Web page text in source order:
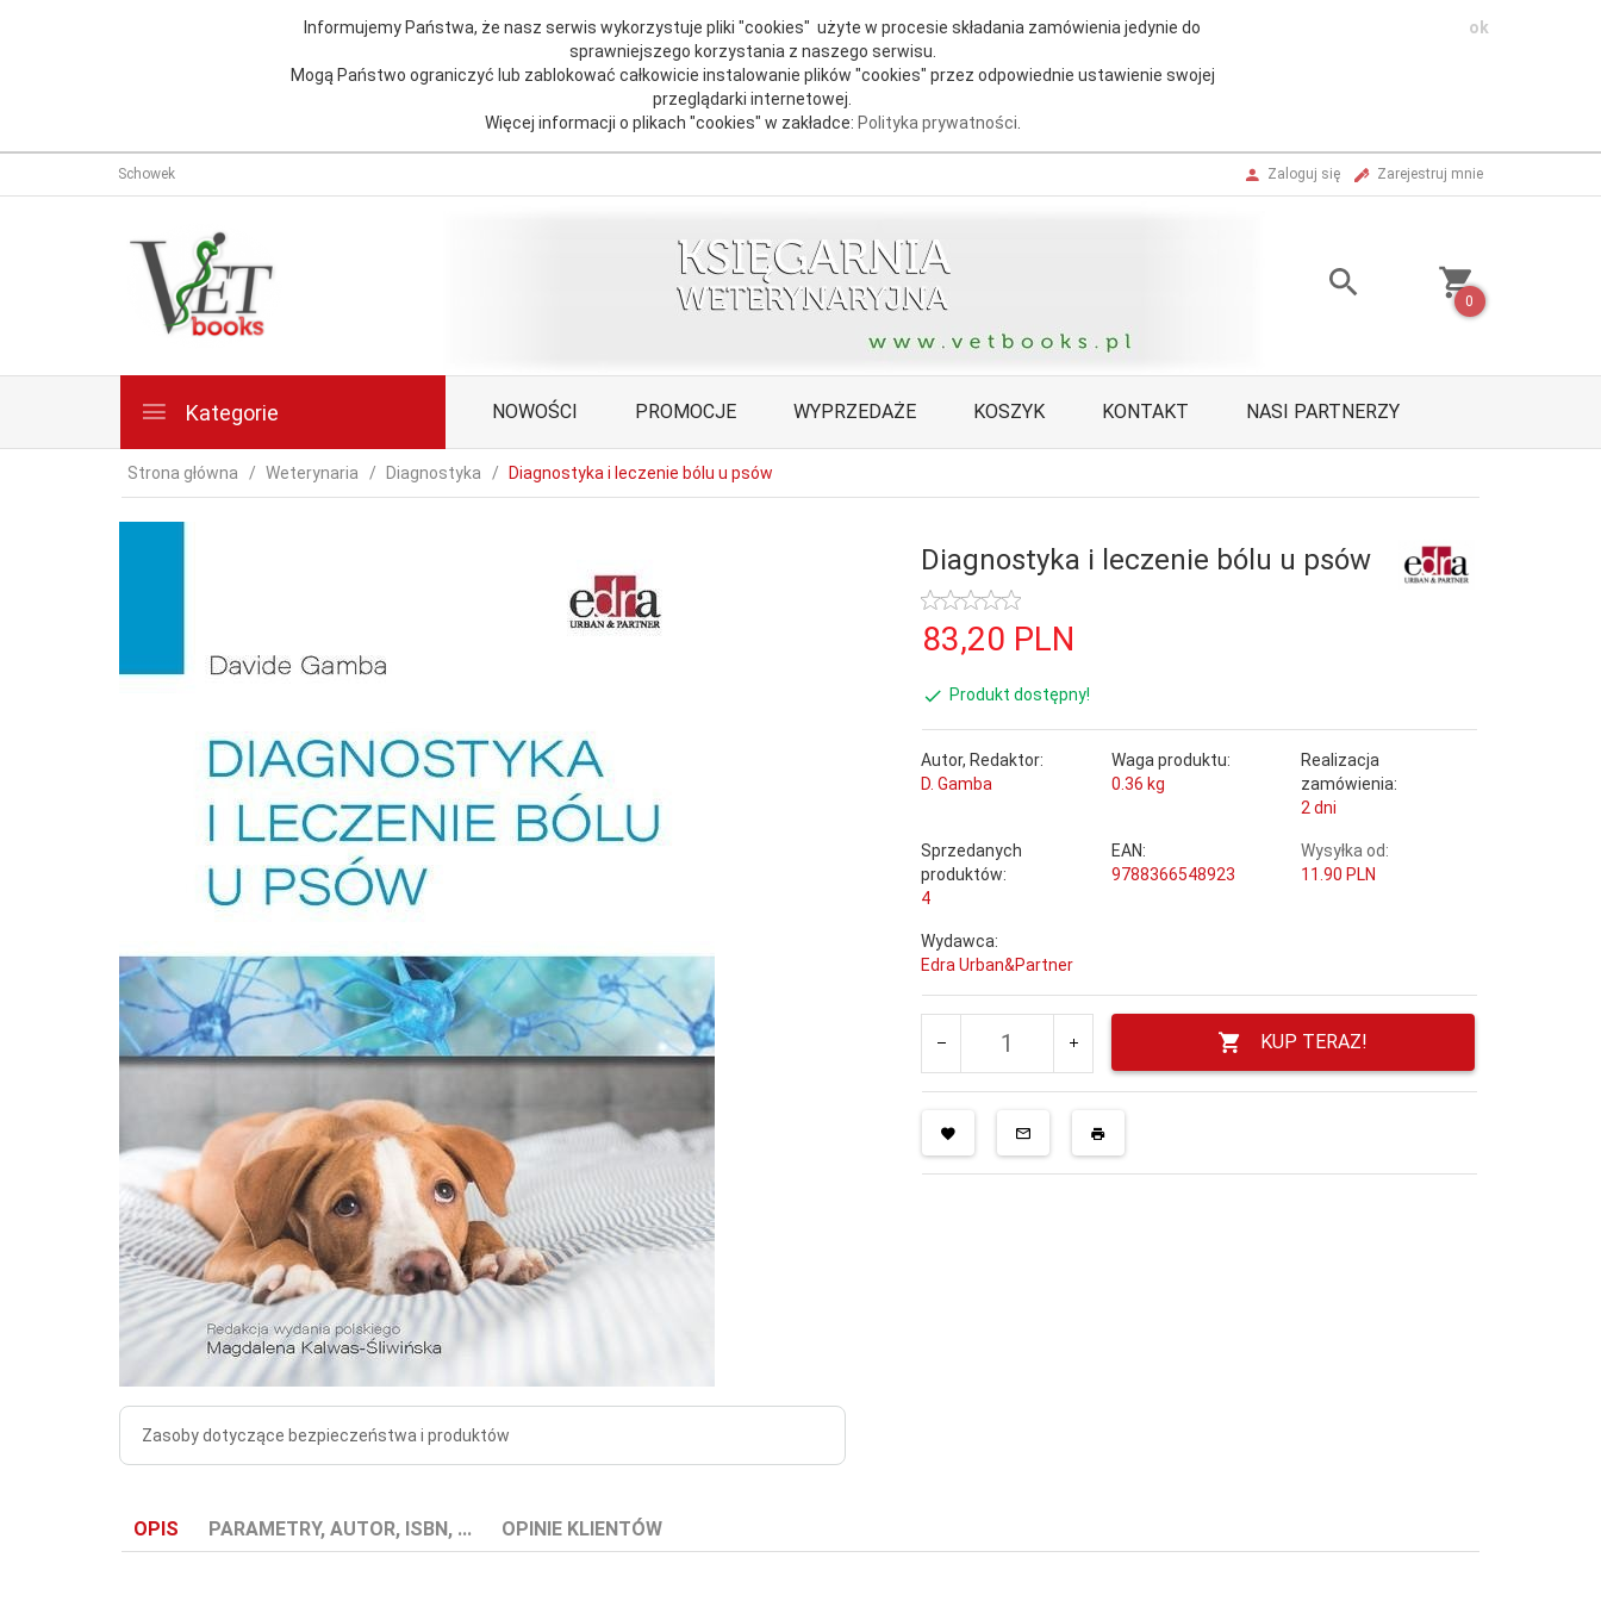
Informujemy Państwa, że nasz serwis wykorzystuje pliki "cookies" użyte w procesie składania zamówienia jedynie do
sprawniejszego korzystania z naszego serwisu.
Mogą Państwo ograniczyć lub zablokować całkowicie instalowanie plików "cookies" przez odpowiednie ustawienie swojej
przeglądarki internetowej.
Więcej informacji o plikach "cookies" w zakładce: Polityka prywatności.
ok
Schowek Zaloguj się Zarejestruj mnie
0
Kategorie NOWOŚCI PROMOCJE WYPRZEDAŻE KOSZYK KONTAKT NASI PARTNERZY
Strona główna Weterynaria Diagnostyka Diagnostyka i leczenie bólu u psów
Zasoby dotyczące bezpieczeństwa i produktów
Diagnostyka i leczenie bólu u psów
83,20 PLN
Produkt dostępny!
Autor, Redaktor:
D. Gamba
Waga produktu:
0.36 kg
Realizacja
zamówienia:
2 dni
Sprzedanych
produktów:
4
EAN:
9788366548923
Wysyłka od:
11.90 PLN
Wydawca:
Edra Urban&Partner
KUP TERAZ!
OPIS PARAMETRY, AUTOR, ISBN, ... OPINIE KLIENTÓW